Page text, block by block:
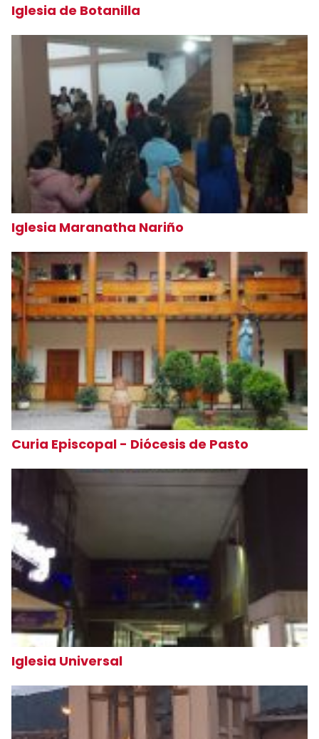
Iglesia de Botanilla
Iglesia Maranatha Nariño
Curia Episcopal - Diócesis de Pasto
Iglesia Universal